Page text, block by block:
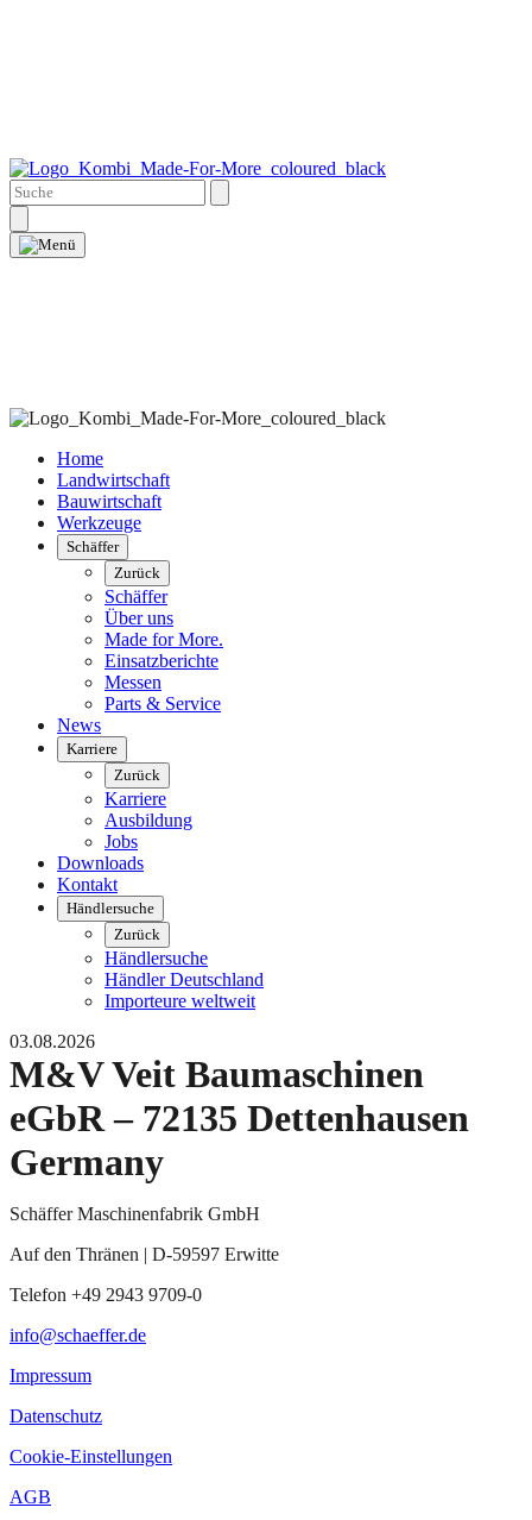
Home
Landwirtschaft
Bauwirtschaft
Werkzeuge
Schäffer
Zurück
Schäffer
Über uns
Made for More.
Einsatzberichte
Messen
Parts & Service
News
Karriere
Zurück
Karriere
Ausbildung
Jobs
Downloads
Kontakt
Händlersuche
Zurück
Händlersuche
Händler Deutschland
Importeure weltweit
03.08.2026
M&V Veit Baumaschinen
eGbR – 72135 Dettenhausen
Germany
Schäffer Maschinenfabrik GmbH
Auf den Thränen | D-59597 Erwitte
Telefon +49 2943 9709-0
info@schaeffer.de
Impressum
Datenschutz
Cookie-Einstellungen
AGB